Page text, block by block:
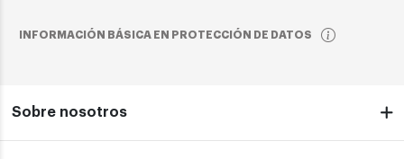
INFORMACIÓN BÁSICA EN PROTECCIÓN DE DATOS
Sobre nosotros